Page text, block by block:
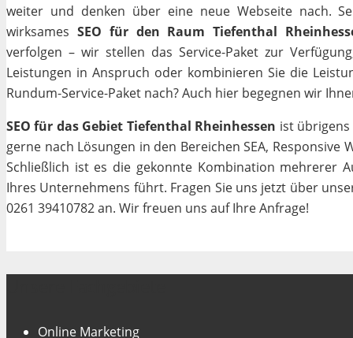
weiter und denken über eine neue Webseite nach.
wirksames SEO für den Raum Tiefenthal
verfolgen – wir stellen das Service-Paket zur
Leistungen in Anspruch oder kombinieren Sie die
Rundum-Service-Paket nach? Auch hier begegnen wir
SEO für das Gebiet Tiefenthal Rheinhessen ist
gerne nach Lösungen in den Bereichen SEA, Responsive
Schließlich ist es die gekonnte Kombination mehrerer
Ihres Unternehmens führt. Fragen Sie uns jetzt über
0261 39410782 an. Wir freuen uns auf Ihre Anfrage!
Online Marketing